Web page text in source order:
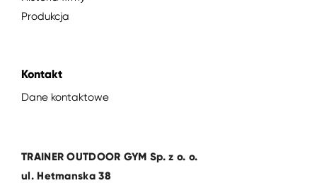
Produkcja
Kontakt
Dane kontaktowe
TRAINER OUTDOOR GYM Sp. z o. o.
ul. Hetmanska 38